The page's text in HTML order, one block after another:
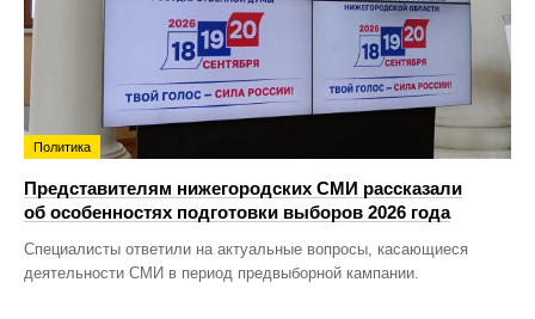
Политика
Представителям нижегородских СМИ рассказали
об особенностях подготовки выборов 2026 года
Специалисты ответили на актуальные вопросы, касающиеся
деятельности СМИ в период предвыборной кампании.